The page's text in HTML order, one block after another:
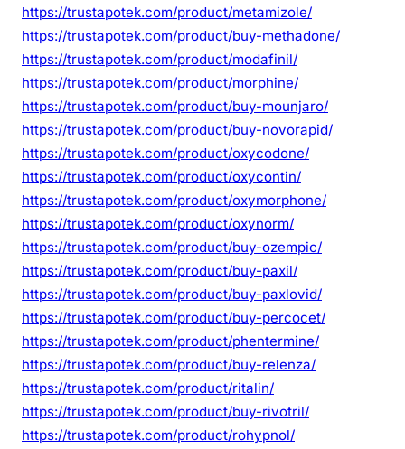
https://trustapotek.com/product/metamizole/
https://trustapotek.com/product/buy-methadone/
https://trustapotek.com/product/modafinil/
https://trustapotek.com/product/morphine/
https://trustapotek.com/product/buy-mounjaro/
https://trustapotek.com/product/buy-novorapid/
https://trustapotek.com/product/oxycodone/
https://trustapotek.com/product/oxycontin/
https://trustapotek.com/product/oxymorphone/
https://trustapotek.com/product/oxynorm/
https://trustapotek.com/product/buy-ozempic/
https://trustapotek.com/product/buy-paxil/
https://trustapotek.com/product/buy-paxlovid/
https://trustapotek.com/product/buy-percocet/
https://trustapotek.com/product/phentermine/
https://trustapotek.com/product/buy-relenza/
https://trustapotek.com/product/ritalin/
https://trustapotek.com/product/buy-rivotril/
https://trustapotek.com/product/rohypnol/